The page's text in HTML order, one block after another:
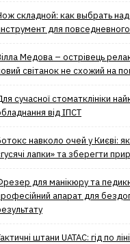
складной: как выбрать
для
Медова – острівець
світанок не схожий на
сучасної стоматклініки
від ІПСТ
навколо очей у Києві:
лапки» та зберегти
для манікюру та
апарат для
штани UATAC: гід по